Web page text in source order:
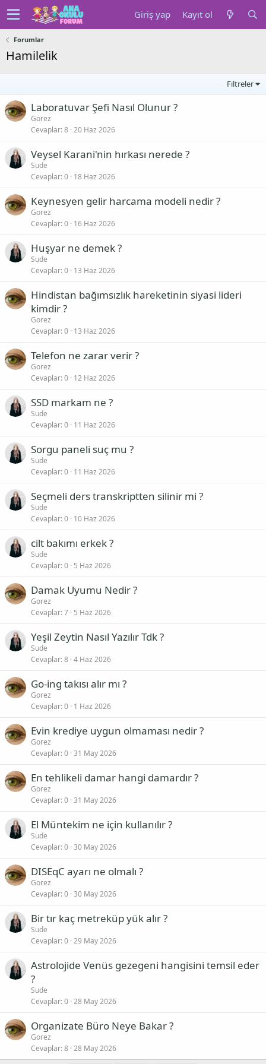
Giriş yap Kayıt ol
Forumlar
Hamilelik
Filtreler
Laboratuvar Şefi Nasıl Olunur ?
Gorez
Cevaplar 8 20 Haz 2026
Veysel Karani'nin hırkası nerede ?
Sude
Cevaplar 0 18 Haz 2026
Keynesyen gelir harcama modeli nedir ?
Gorez
Cevaplar 0 16 Haz 2026
Huşyar ne demek ?
Sude
Cevaplar 0 13 Haz 2026
Hindistan bağımsızlık hareketinin siyasi lideri
kimdir ?
Gorez
Cevaplar 0 13 Haz 2026
Telefon ne zarar verir ?
Gorez
Cevaplar 0 12 Haz 2026
SSD markam ne ?
Sude
Cevaplar 0 11 Haz 2026
Sorgu paneli suç mu ?
Sude
Cevaplar 0 11 Haz 2026
Seçmeli ders transkriptten silinir mi ?
Sude
Cevaplar 0 10 Haz 2026
cilt bakımı erkek ?
Sude
Cevaplar 0 5 Haz 2026
Damak Uyumu Nedir ?
Gorez
Cevaplar 7 5 Haz 2026
Yeşil Zeytin Nasıl Yazılır Tdk ?
Sude
Cevaplar 8 4 Haz 2026
Go-ing takısı alır mı ?
Gorez
Cevaplar 0 1 Haz 2026
Evin krediye uygun olmaması nedir ?
Gorez
Cevaplar 0 31 May 2026
En tehlikeli damar hangi damardır ?
Gorez
Cevaplar 0 31 May 2026
El Müntekim ne için kullanılır ?
Sude
Cevaplar 0 30 May 2026
DISEqC ayarı ne olmalı ?
Gorez
Cevaplar 0 30 May 2026
Bir tır kaç metreküp yük alır ?
Sude
Cevaplar 0 29 May 2026
Astrolojide Venüs gezegeni hangisini temsil eder
?
Sude
Cevaplar 0 28 May 2026
Organizate Büro Neye Bakar ?
Gorez
Cevaplar 8 28 May 2026